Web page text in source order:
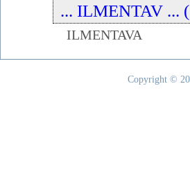
... ILMENTAV ...
ILMENTAVA
Copyright ©